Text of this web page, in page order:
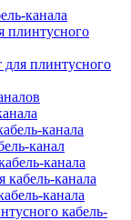
канала
плинтусного
плинтусного
канала
канал
канала
кабель-канала
канала
кабель-